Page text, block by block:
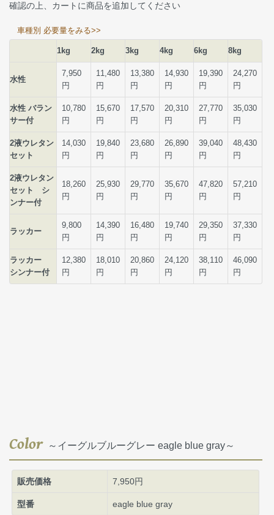
確認の上、カートに商品を追加してください
車種別 必要量をみる>>
Color～イーグルブルーグレー eagle blue gray～
販売価格 7,950円
型番 eagle blue gray